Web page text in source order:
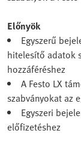
Előnyök
Egyszerű
hitelesítő adatok
hozzáféréshez
A Festo LX
szabványokat az
Egyszeri
előfizetéshez